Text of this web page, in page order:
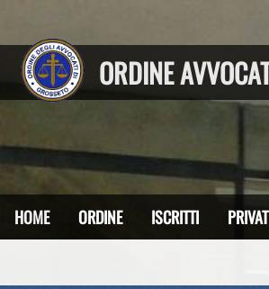
ORDINE
HOME ORDINE ISCRITTI